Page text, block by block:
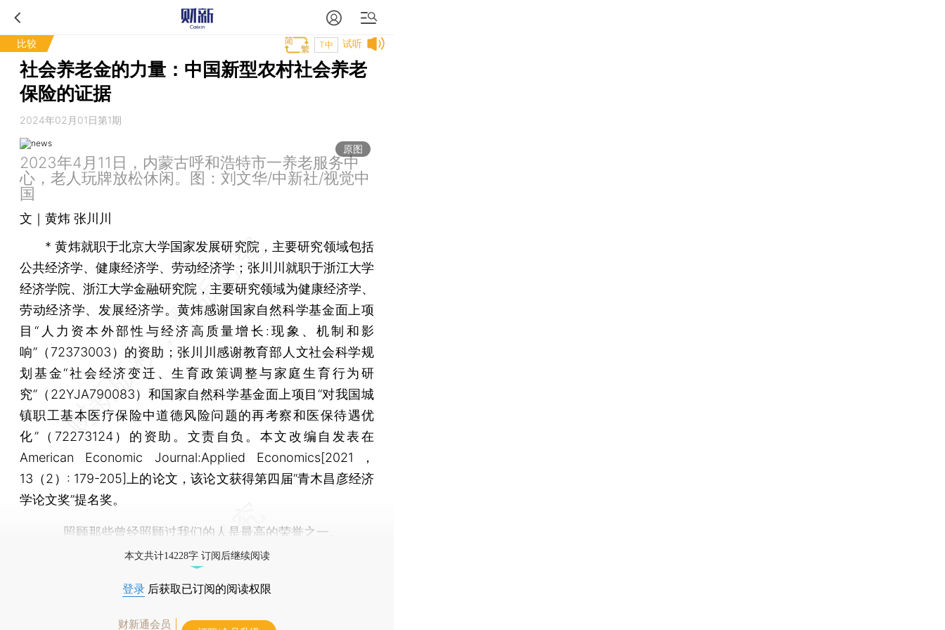
比较 试听
T中
社会养老金的力量：中国新型农村社会养老
保险的证据
2024年02月01日第1期
原图
2023年4月11日，内蒙古呼和浩特市一养老服务中
心，老人玩牌放松休闲。图：刘文华/中新社/视觉中
国
文｜黄炜 张川川
* 黄炜就职于北京大学国家发展研究院，主要研究领域包括
公共经济学、健康经济学、劳动经济学；张川川就职于浙江大学
经济学院、浙江大学金融研究院，主要研究领域为健康经济学、
劳动经济学、发展经济学。黄炜感谢国家自然科学基金面上项
目“人力资本外部性与经济高质量增长:现象、机制和影
响”（72373003）的资助；张川川感谢教育部人文社会科学规
划基金“社会经济变迁、生育政策调整与家庭生育行为研
究”（22YJA790083）和国家自然科学基金面上项目“对我国城
镇职工基本医疗保险中道德风险问题的再考察和医保待遇优
化”（72273124）的资助。文责自负。本文改编自发表在
American Economic Journal:Applied Economics[2021，
13（2）: 179-205]上的论文，该论文获得第四届“青木昌彦经济
学论文奖”提名奖。
照顾那些曾经照顾过我们的人是最高的荣誉之一。
本文共计14228字 订阅后继续阅读
登录 后获取已订阅的阅读权限
财新通会员